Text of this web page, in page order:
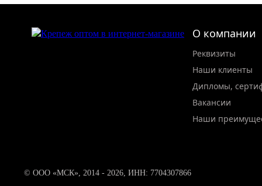
О компании
Реквизиты
Наши клиенты
Дипломы,
Вакансии
Наши
© ООО «МСК», 2014 - 2026, ИНН: 7704307866